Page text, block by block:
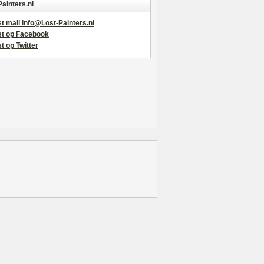
mail info@Lost-Painters.nl
op Facebook
op Twitter